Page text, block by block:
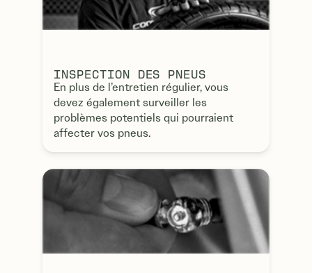
INSPECTION DES PNEUS
En plus de l’entretien régulier, vous
devez également surveiller les
problèmes potentiels qui pourraient
affecter vos pneus.